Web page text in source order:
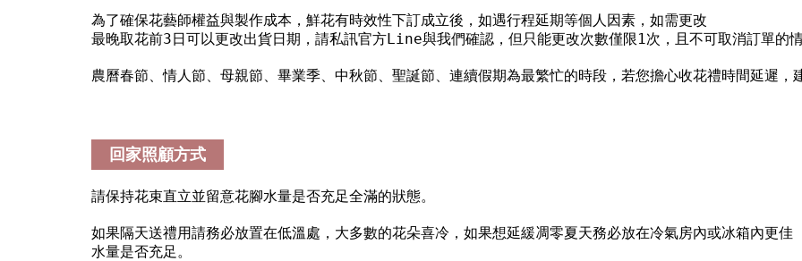
為了確保花藝師權益與製作成本，鮮花有時效性下訂成立後，如遇行程延期等個人因素，如需更改
最晚取花前3日可以更改出貨日期，請私訊官方Line與我們確認，但只能更改次數僅限1次，且不可取消訂單的
農曆春節、情人節、母親節、畢業季、中秋節、聖誕節、連續假期為最繁忙的時段，若您擔心收花禮時間延遲
回家照顧方式
請保持花束直立並留意花腳水量是否充足全滿的狀態。
如果隔天送禮用請務必放置在低溫處，大多數的花朵喜冷，如果想延緩凋零夏天務必放在冷氣房內或冰箱內更
水量是否充足。